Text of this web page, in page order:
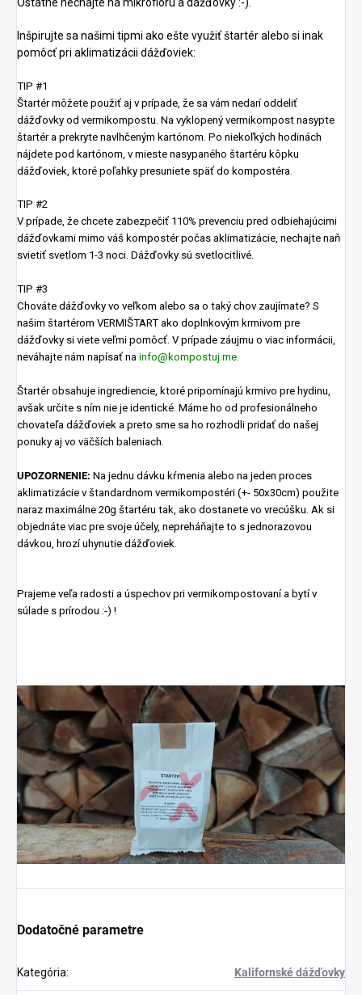
Inšpirujte sa našimi tipmi ako ešte využiť štartér alebo si inak
pomôcť pri aklimatizácii dážďoviek:
TIP #1
Štartér môžete použiť aj v prípade, že sa vám nedarí oddeliť
dážďovky od vermikompostu. Na vyklopený vermikompost nasypte
štartér a prekryte navlhčeným kartónom. Po niekoľkých hodinách
nájdete pod kartónom, v mieste nasypaného štartéru kôpku
dážďoviek, ktoré poľahky presuniete späť do kompostéra.
TIP #2
V prípade, že chcete zabezpečiť 110% prevenciu pred odbiehajúcimi
dážďovkami mimo váš kompostér počas aklimatizácie, nechajte naň
svietiť svetlom 1-3 noci. Dážďovky sú svetlocitlivé.
TIP #3
Chováte dážďovky vo veľkom alebo sa o taký chov zaujímate? S
našim štartérom VERMIŠTART ako doplnkovým krmivom pre
dážďovky si viete veľmi pomôcť. V prípade záujmu o viac informácii,
neváhajte nám napísať na info@kompostuj.me
Štartér obsahuje ingrediencie, ktoré pripomínajú krmivo pre hydinu,
avšak určite s ním nie je identické. Máme ho od profesionálneho
chovateľa dážďoviek a preto sme sa ho rozhodli pridať do našej
ponuky aj vo väčších baleniach.
UPOZORNENIE: Na jednu dávku kŕmenia alebo na jeden proces
aklimatizácie v štandardnom vermikompostéri (+- 50x30cm) použite
naraz maximálne 20g štartéru tak, ako dostanete vo vrecúšku. Ak si
objednáte viac pre svoje účely, nepreháňajte to s jednorazovou
dávkou, hrozí uhynutie dážďoviek.
Prajeme veľa radosti a úspechov pri vermikompostovaní a bytí v
súlade s prírodou :-) !
Dodatočné parametre
Kategória: Kalifornské dážďovky